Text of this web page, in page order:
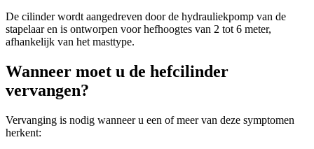
De cilinder wordt aangedreven door de hydrauliekpomp van de
stapelaar en is ontworpen voor hefhoogtes van 2 tot 6 meter,
afhankelijk van het masttype.
Wanneer moet u de hefcilinder
vervangen?
Vervanging is nodig wanneer u een of meer van deze symptomen
herkent: